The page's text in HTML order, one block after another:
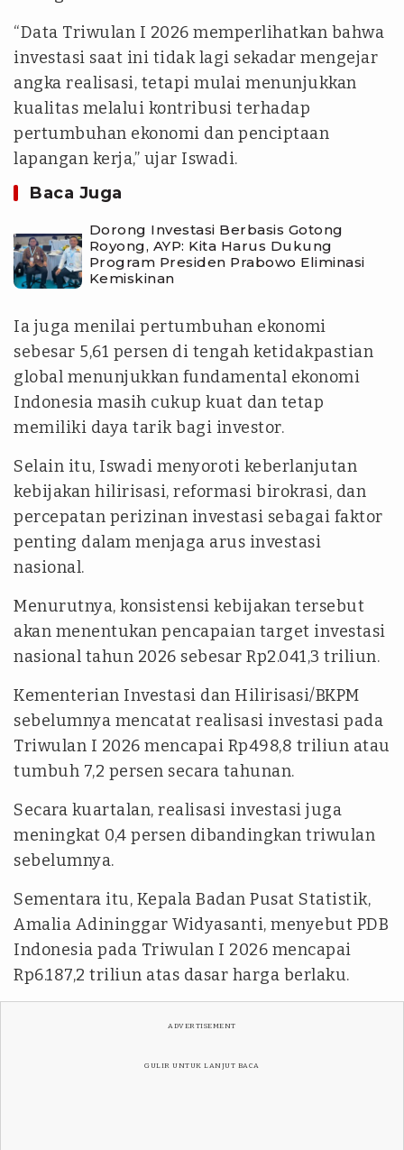
“Data Triwulan I 2026 memperlihatkan bahwa
investasi saat ini tidak lagi sekadar mengejar
angka realisasi, tetapi mulai menunjukkan
kualitas melalui kontribusi terhadap
pertumbuhan ekonomi dan penciptaan
lapangan kerja,” ujar Iswadi.
Baca Juga
Dorong Investasi Berbasis Gotong
Royong, AYP: Kita Harus Dukung
Program Presiden Prabowo Eliminasi
Kemiskinan
Ia juga menilai pertumbuhan ekonomi
sebesar 5,61 persen di tengah ketidakpastian
global menunjukkan fundamental ekonomi
Indonesia masih cukup kuat dan tetap
memiliki daya tarik bagi investor.
Selain itu, Iswadi menyoroti keberlanjutan
kebijakan hilirisasi, reformasi birokrasi, dan
percepatan perizinan investasi sebagai faktor
penting dalam menjaga arus investasi
nasional.
Menurutnya, konsistensi kebijakan tersebut
akan menentukan pencapaian target investasi
nasional tahun 2026 sebesar Rp2.041,3 triliun.
Kementerian Investasi dan Hilirisasi/BKPM
sebelumnya mencatat realisasi investasi pada
Triwulan I 2026 mencapai Rp498,8 triliun atau
tumbuh 7,2 persen secara tahunan.
Secara kuartalan, realisasi investasi juga
meningkat 0,4 persen dibandingkan triwulan
sebelumnya.
Sementara itu, Kepala Badan Pusat Statistik,
Amalia Adininggar Widyasanti, menyebut PDB
Indonesia pada Triwulan I 2026 mencapai
Rp6.187,2 triliun atas dasar harga berlaku.
ADVERTISEMENT
GULIR UNTUK LANJUT BACA